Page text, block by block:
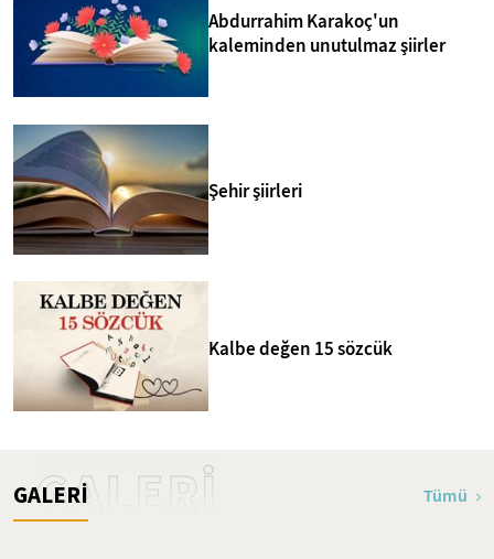
Abdurrahim Karakoç'un
kaleminden unutulmaz şiirler
Şehir şiirleri
Kalbe değen 15 sözcük
GALERİ
GALERİ Tümü